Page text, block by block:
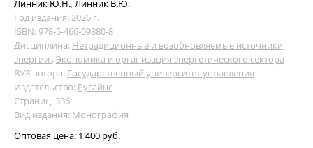
Линник Ю.Н., Линник В.Ю.
Год издания: 2026 г.
ISBN: 978-5-466-09880-8
Дисциплина: Нетрадиционные и возобновляемые источники
энергии , Экономика и организация энергетического сектора
ВУЗ автора: Государственный университет управления
Издательство: Русайнс
Страниц: 336
Вид издания: Монография
Оптовая цена: 1 400 руб.